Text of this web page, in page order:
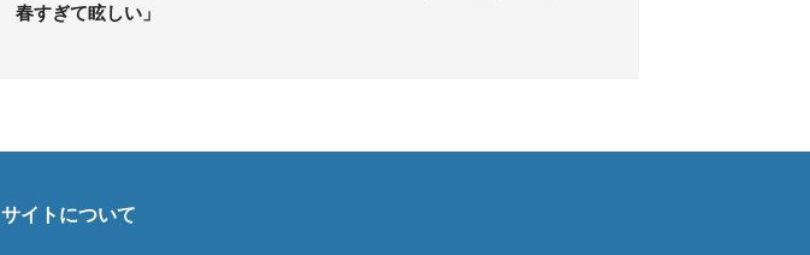
春すぎて眩しい」
サイトについて